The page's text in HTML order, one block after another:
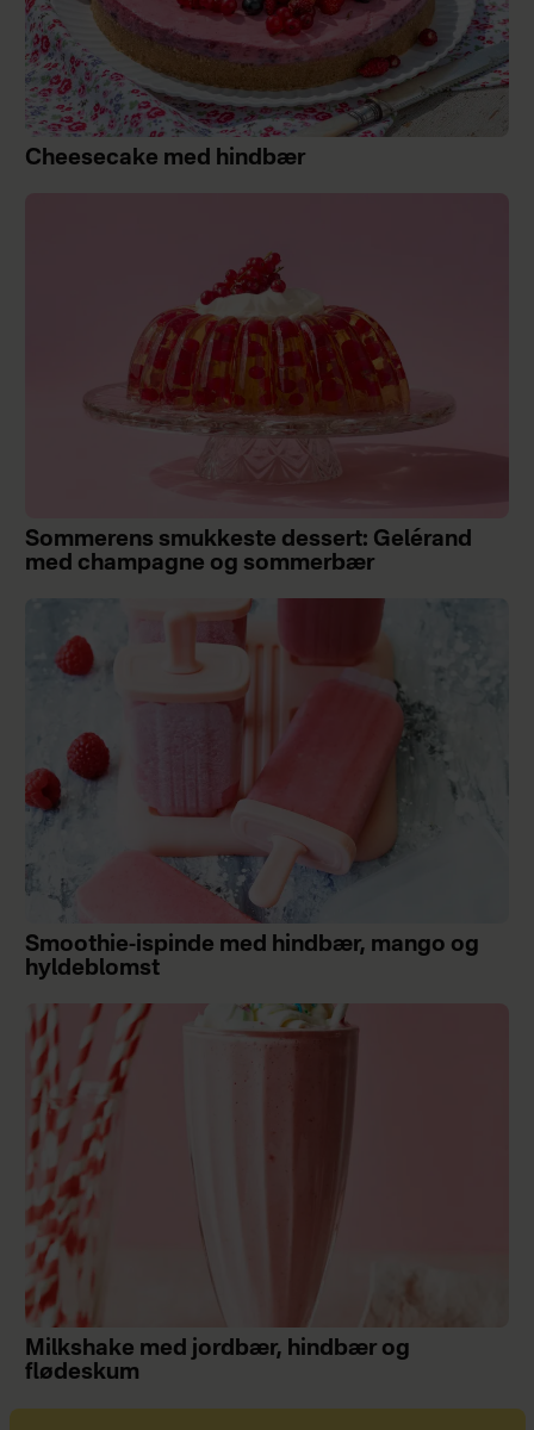
Cheesecake med hindbær
Sommerens smukkeste dessert: Gelérand
med champagne og sommerbær
Smoothie-ispinde med hindbær, mango og
hyldeblomst
Milkshake med jordbær, hindbær og
flødeskum